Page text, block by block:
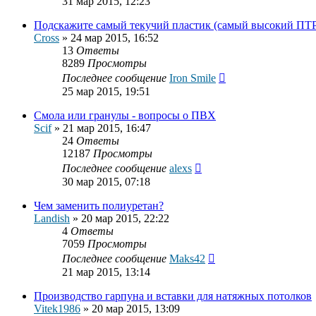
Подскажите самый текучий пластик (самый высокий
Cross » 24 мар 2015, 16:52
13 Ответы
8289 Просмотры
Последнее сообщение Iron Smile
25 мар 2015, 19:51
Смола или гранулы - вопросы о ПВХ
Scif» 21 мар 2015, 16:47
24 Ответы
12187 Просмотры
Последнее сообщение alexs
30 мар 2015, 07:18
Чем заменить полиуретан?
Landish » 20 мар 2015, 22:22
4 Ответы
7059 Просмотры
Последнее сообщение Maks42
21 мар 2015, 13:14
Производство гарпуна и вставки для натяжных потолков
Vitek1986 » 20 мар 2015, 13:09